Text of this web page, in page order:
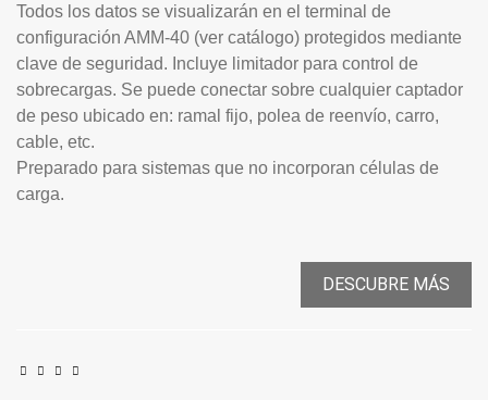
Todos los datos se visualizarán en el terminal de
configuración AMM-40 (ver catálogo) protegidos mediante
clave de seguridad. Incluye limitador para control de
sobrecargas. Se puede conectar sobre cualquier captador
de peso ubicado en: ramal fijo, polea de reenvío, carro,
cable, etc.
Preparado para sistemas que no incorporan células de
carga.
DESCUBRE MÁS